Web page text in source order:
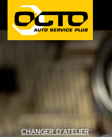
CHANGER D’ATELIER